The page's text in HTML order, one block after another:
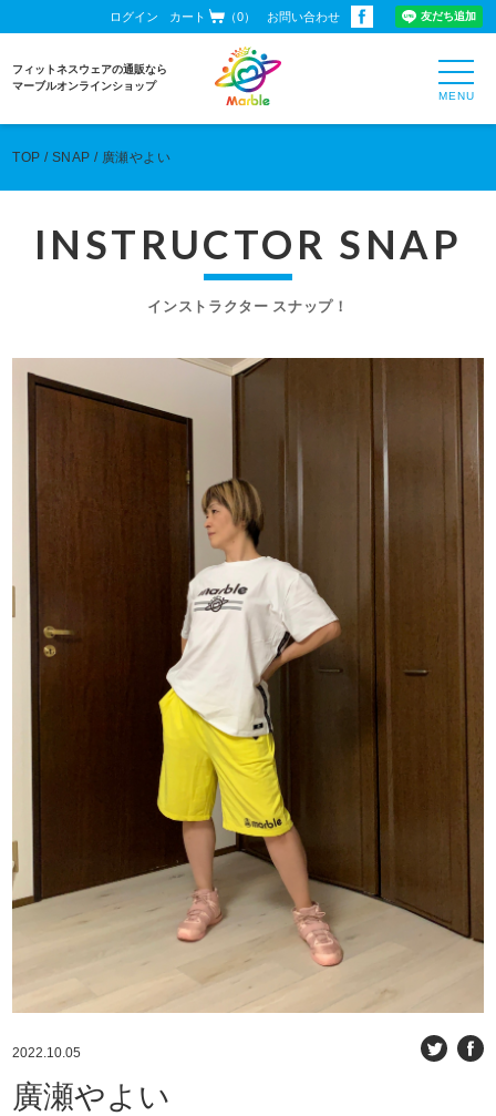
ログイン カート （0） お問い合わせ
フィットネスウェアの通販なら
マーブルオンラインショップ
TOP SNAP 廣瀬やよい
INSTRUCTOR SNAP
インストラクター スナップ！
2022.10.05
廣瀬やよい